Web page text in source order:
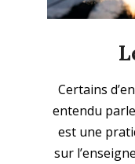
05-
01
Certains
entendu
est une
sur